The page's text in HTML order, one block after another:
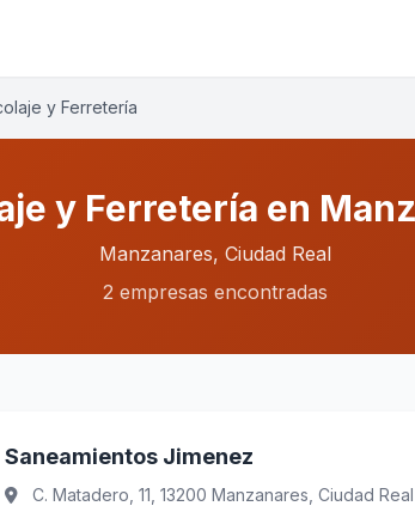
y Ferretería
y Ferretería en
Manzanares, Ciudad Real
2 empresas encontradas
Saneamientos Jimenez
C. Matadero, 11, 13200 Manzanares, Ciudad Real